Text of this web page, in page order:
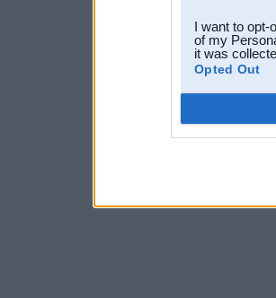
I want to opt-
of my
it was
Opted Out